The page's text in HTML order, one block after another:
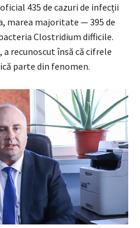
435 de cazuri de infecții
marea majoritate — 395 de
Clostridium difficile.
a recunoscut însă că cifrele
parte din fenomen.